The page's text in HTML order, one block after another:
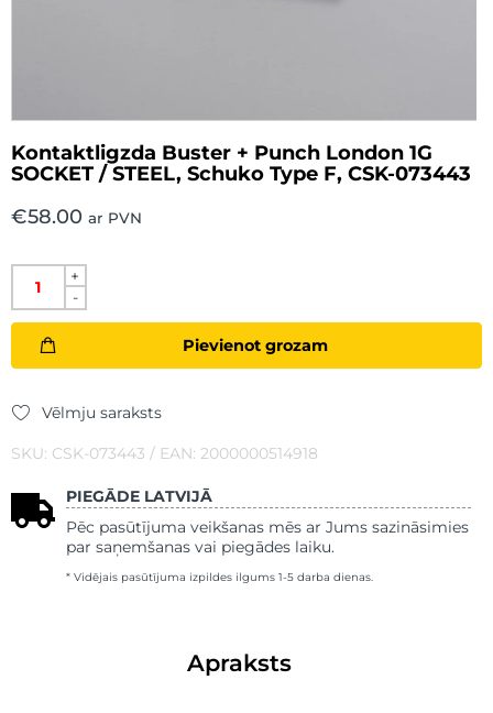
Kontaktligzda Buster + Punch London 1G
SOCKET / STEEL, Schuko Type F, CSK-073443
€58.00 ar PVN
+
-
Pievienot grozam
Vēlmju saraksts
SKU: CSK-073443 / EAN: 2000000514918
PIEGĀDE LATVIJĀ
Pēc pasūtījuma veikšanas mēs ar Jums sazināsimies
par saņemšanas vai piegādes laiku.
* Vidējais pasūtījuma izpildes ilgums 1-5 darba dienas.
Apraksts